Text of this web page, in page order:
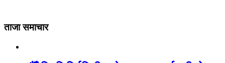
ताजा समाचार